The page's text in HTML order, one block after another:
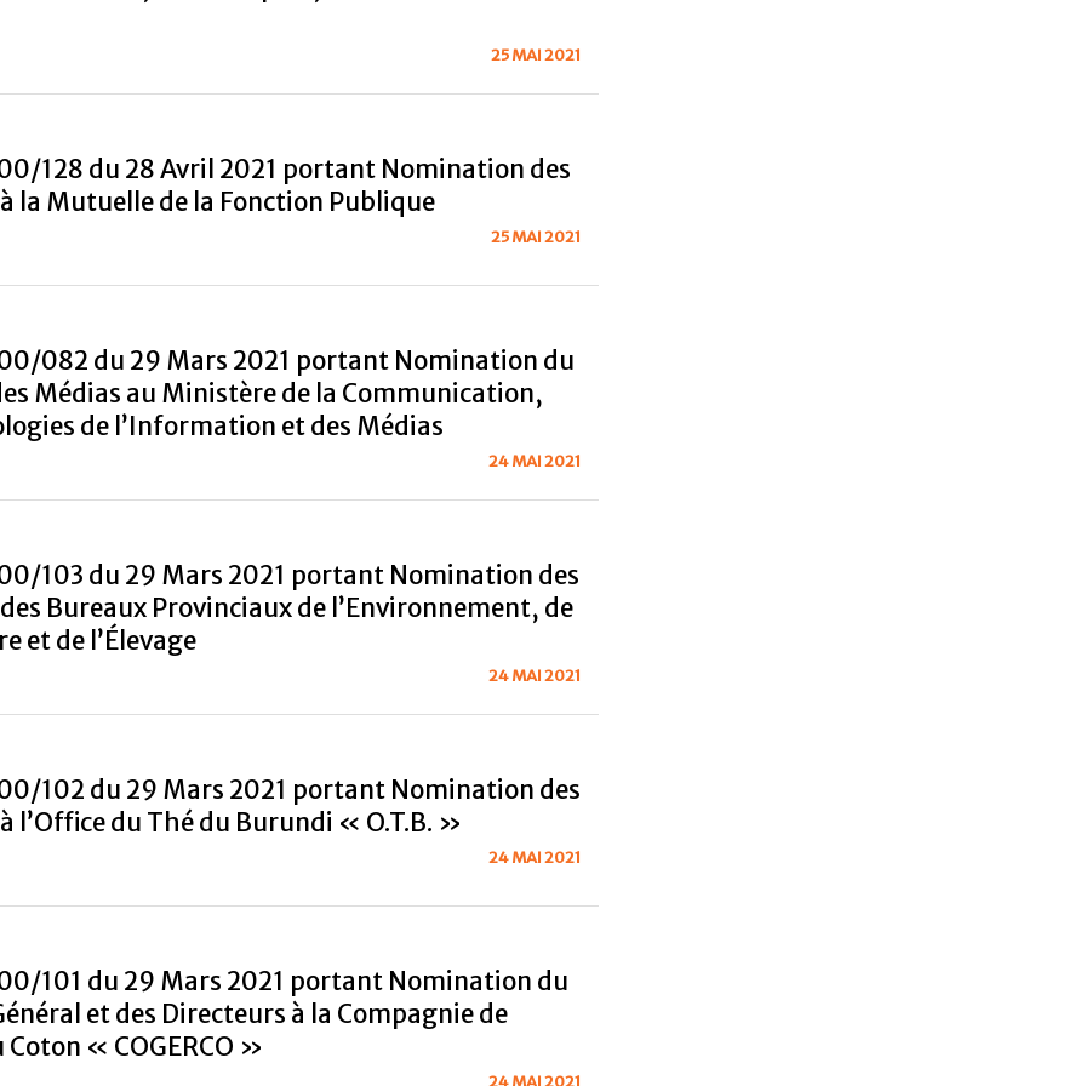
25 MAI 2021
128 du 28 Avril 2021 portant Nomination des
la Mutuelle de la Fonction Publique
25 MAI 2021
082 du 29 Mars 2021 portant Nomination du
Médias au Ministère de la Communication,
de l’Information et des Médias
24 MAI 2021
103 du 29 Mars 2021 portant Nomination des
Bureaux Provinciaux de l’Environnement, de
et de l’Élevage
24 MAI 2021
102 du 29 Mars 2021 portant Nomination des
l’Office du Thé du Burundi « O.T.B. »
24 MAI 2021
101 du 29 Mars 2021 portant Nomination du
et des Directeurs à la Compagnie de
Coton « COGERCO »
24 MAI 2021